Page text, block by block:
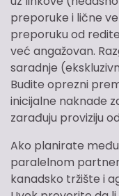
preporuke i lične
preporuku od
već angažovan.
saradnje
Budite oprezni
inicijalne naknade
zarađuju proviziju
Ako planirate
paralelnom
kanadsko tržište i